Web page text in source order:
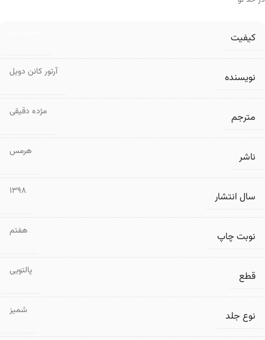
کیفیت
نویسنده آرتور کانن دویل
مترجم مژده دقیقی
ناشر هرمس
سال انتشار 1398
نوبت چاپ هفتم
قطع پالتویی
نوع جلد شمیز